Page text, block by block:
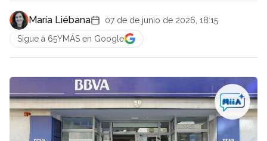
María Liébana
07 de de junio de 2026, 18:15
Sigue a 65YMÁS en Google